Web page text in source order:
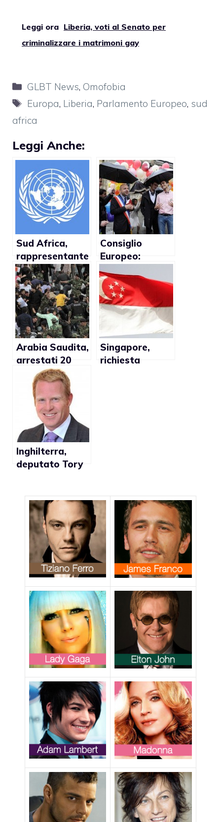
Leggi ora Liberia, voti al Senato per
criminalizzare i matrimoni gay
Categorie
GLBT News, Omofobia
Tag
Europa, Liberia, Parlamento Europeo, sud
africa
Leggi Anche:
Sud Africa,
rappresentante
chiede misure
contro
omofobia
Consiglio
Europeo:
“Ancora
Omofobia negli
Stati membri”
Arabia Saudita,
arrestati 20
gay durante
festa di nozze
Singapore,
richiesta
Inghilterra,
deputato Tory
al sesso con gli
animali